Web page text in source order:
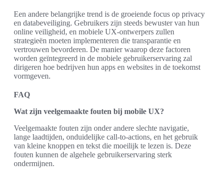
Een andere belangrijke trend is de groeiende focus op privacy
en databeveiliging. Gebruikers zijn steeds bewuster van hun
online veiligheid, en mobiele UX-ontwerpers zullen
strategieën moeten implementeren die transparantie en
vertrouwen bevorderen. De manier waarop deze factoren
worden geïntegreerd in de mobiele gebruikerservaring zal
dirigeren hoe bedrijven hun apps en websites in de toekomst
vormgeven.
FAQ
Wat zijn veelgemaakte fouten bij mobile UX?
Veelgemaakte fouten zijn onder andere slechte navigatie,
lange laadtijden, onduidelijke call-to-actions, en het gebruik
van kleine knoppen en tekst die moeilijk te lezen is. Deze
fouten kunnen de algehele gebruikerservaring sterk
ondermijnen.